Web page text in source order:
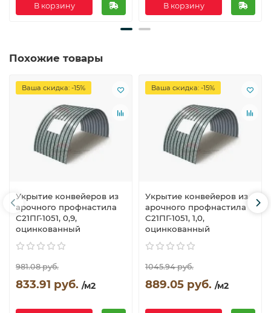
В корзину В корзину
Похожие товары
Ваша скидка: -15%
Укрытие конвейеров из
арочного профнастила
С21ПГ-1051, 0,9,
оцинкованный
981.08 руб.
833.91 руб. /м2
Ваша скидка: -15%
Укрытие конвейеров из
арочного профнастила
С21ПГ-1051, 1,0,
оцинкованный
1045.94 руб.
889.05 руб. /м2